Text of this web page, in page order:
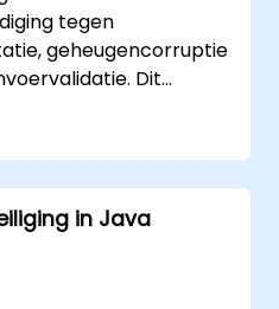
bij
literatuur over
tegen
geheugencorruptie
Dit
inclusief
free, integer
Deelnemers
Richtlijnen
om zwakke
in Java